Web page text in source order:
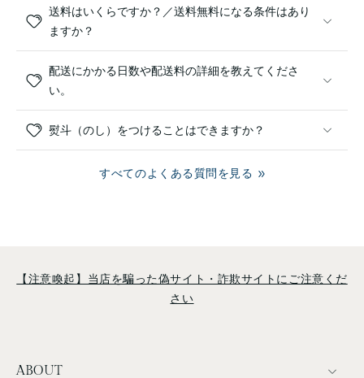
送料はいくらですか？／送料無料になる条件はあり
ますか？
配送にかかる日数や配送料の詳細を教えてくださ
い。
熨斗（のし）をつけることはできますか？
すべてのよくある質問を見る
【注意喚起】当店を騙った偽サイト・詐欺サイトにご注意くだ
さい
ABOUT